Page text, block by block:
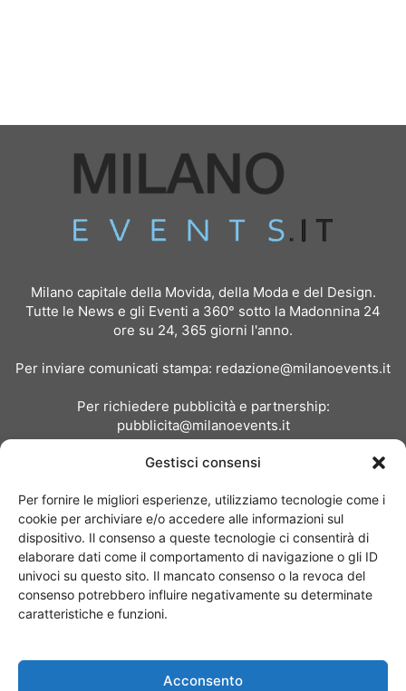
Gestisci consensi
Per fornire le migliori esperienze, utilizziamo tecnologie come i
cookie per archiviare e/o accedere alle informazioni sul
dispositivo. Il consenso a queste tecnologie ci consentirà di
elaborare dati come il comportamento di navigazione o gli ID
univoci su questo sito. Il mancato consenso o la revoca del
consenso potrebbero influire negativamente su determinate
caratteristiche e funzioni.
Acconsento
Milano capitale della Movida, della Moda e del Design.
Tutte le News e gli Eventi a 360° sotto la Madonnina 24
ore su 24, 365 giorni l'anno.
Per inviare comunicati stampa: redazione@milanoevents.it
Per richiedere pubblicità e partnership:
pubblicita@milanoevents.it
Chi siamo I Nostri Clienti